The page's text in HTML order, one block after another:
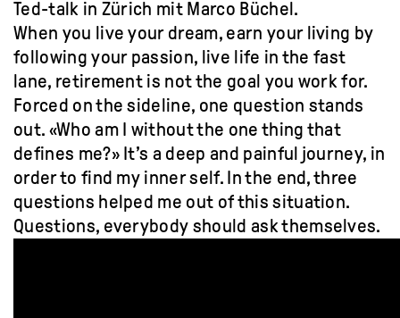
Ted-talk in Zürich mit Marco Büchel.
When you live your dream, earn your living by
following your passion, live life in the fast
lane, retirement is not the goal you work for.
Forced on the sideline, one question stands
out. «Who am I without the one thing that
defines me?» It’s a deep and painful journey, in
order to find my inner self. In the end, three
questions helped me out of this situation.
Questions, everybody should ask themselves.